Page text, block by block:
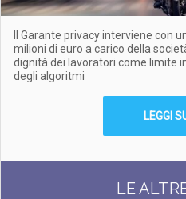
Il Garante privacy interviene con
milioni di euro a carico della
dignità dei lavoratori come limite
degli algoritmi
LEGGI
LE